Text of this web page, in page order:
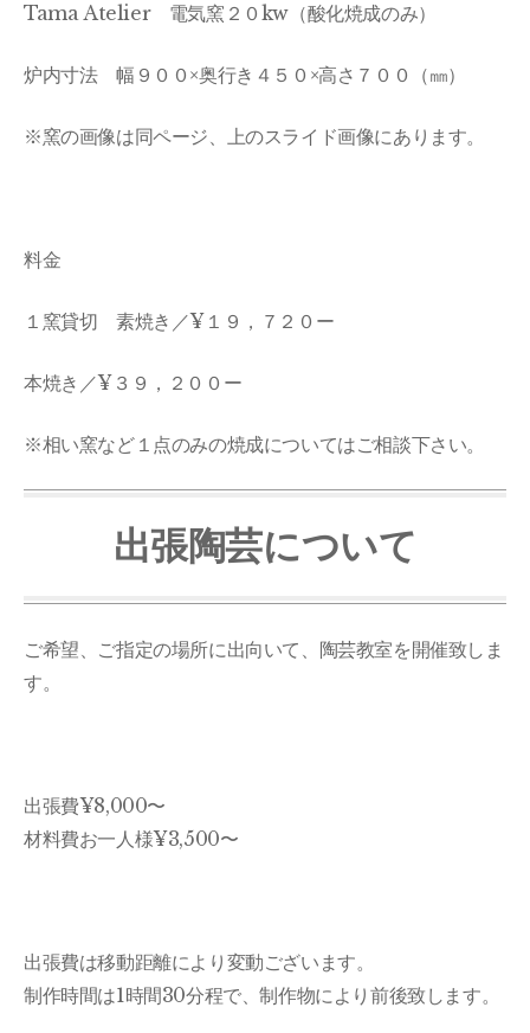
Tama Atelier 電気窯２０kw（酸化焼成のみ）
炉内寸法 幅９００×奥行き４５０×高さ７００（㎜）
※窯の画像は同ページ、上のスライド画像にあります。
料金
１窯貸切 素焼き／¥１９，７２０ー
本焼き／¥３９，２００ー
※相い窯など１点のみの焼成についてはご相談下さい。
出張陶芸について
ご希望、ご指定の場所に出向いて、陶芸教室を開催致しま
す。
出張費¥8,000〜
材料費お一人様¥3,500〜
出張費は移動距離により変動ございます。
制作時間は1時間30分程で、制作物により前後致します。